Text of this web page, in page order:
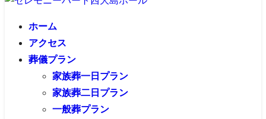
ホーム
アクセス
葬儀プラン
家族葬一日プラン
家族葬二日プラン
一般葬プラン